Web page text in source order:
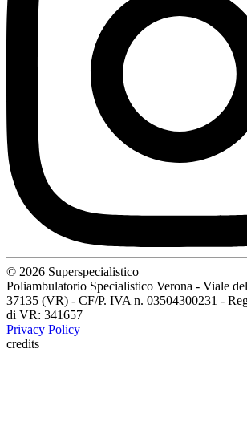
© 2026 Superspecialistico
Poliambulatorio Specialistico Verona - Viale
37135 (VR) - CF/P. IVA n. 03504300231 -
di VR: 341657
Privacy Policy
credits